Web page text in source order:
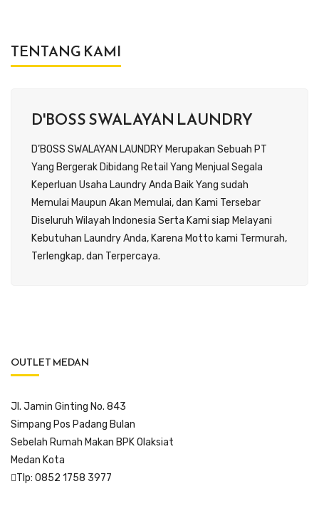
TENTANG KAMI
D'BOSS SWALAYAN LAUNDRY
D’BOSS SWALAYAN LAUNDRY Merupakan Sebuah PT
Yang Bergerak Dibidang Retail Yang Menjual Segala
Keperluan Usaha Laundry Anda Baik Yang sudah
Memulai Maupun Akan Memulai, dan Kami Tersebar
Diseluruh Wilayah Indonesia Serta Kami siap Melayani
Kebutuhan Laundry Anda, Karena Motto kami Termurah,
Terlengkap, dan Terpercaya.
OUTLET MEDAN
Jl. Jamin Ginting No. 843
Simpang Pos Padang Bulan
Sebelah Rumah Makan BPK Olaksiat
Medan Kota
Tlp: 0852 1758 3977